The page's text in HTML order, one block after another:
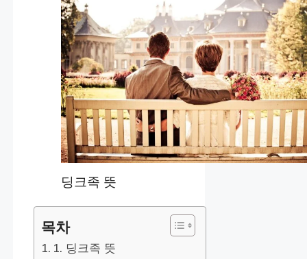
딩크족 뜻
목차
1. 딩크족 뜻